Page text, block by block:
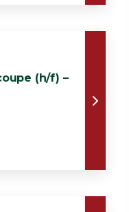
(h/f) –